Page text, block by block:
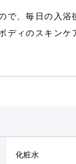
で、毎日の入浴
ディのスキンケ
化粧水